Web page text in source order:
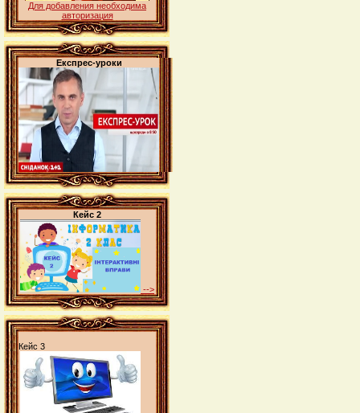
Для добавления необходима
авторизация
Експрес-уроки
Кейс 2
-->
Кейс 3